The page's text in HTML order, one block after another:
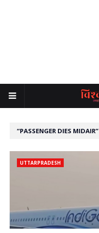
PASSENGER DIES MIDAIR
UTTARPRADESH